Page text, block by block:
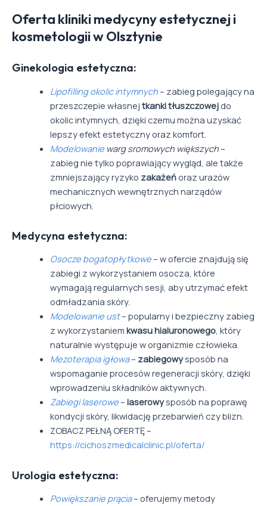
Oferta kliniki medycyny estetycznej i
kosmetologii w Olsztynie
Ginekologia estetyczna:
Lipofilling okolic intymnych– zabieg polegający na
przeszczepie własnej tkanki tłuszczowejdo
okolic intymnych, dzięki czemu można uzyskać
lepszy efekt estetyczny oraz komfort.
Modelowaniewarg sromowych większych–
zabieg nie tylko poprawiający wygląd, ale także
zmniejszający ryzyko zakażeńoraz urazów
mechanicznych wewnętrznych narządów
płciowych.
Medycyna estetyczna:
Osocze bogatopłytkowe– w ofercie znajdują się
zabiegi z wykorzystaniem osocza, które
wymagają regularnych sesji, aby utrzymać efekt
odmładzania skóry.
Modelowanie ust– popularny i bezpieczny zabieg
z wykorzystaniem kwasu hialuronowego, który
naturalnie występuje w organizmie człowieka.
Mezoterapia igłowa– zabiegowysposób na
wspomaganie procesów regeneracji skóry, dzięki
wprowadzeniu składników aktywnych.
Zabiegi laserowe– laserowysposób na poprawę
kondycji skóry, likwidację przebarwień czy blizn.
ZOBACZ PEŁNĄ OFERTĘ –
https://cichoszmedicalclinic.pl/oferta/
Urologia estetyczna:
Powiększanie prącia– oferujemy metody